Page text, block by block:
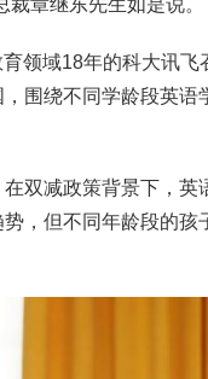
章继东先生如是说。
域18年的科大讯飞
围绕不同学龄段英
减政策背景下，英
，但不同年龄段的